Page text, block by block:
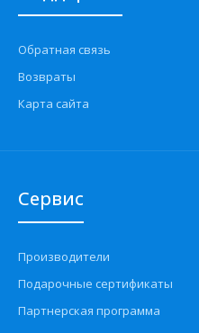
Обратная связь
Возвраты
Карта сайта
Сервис
Производители
Подарочные сертификаты
Партнерская программа